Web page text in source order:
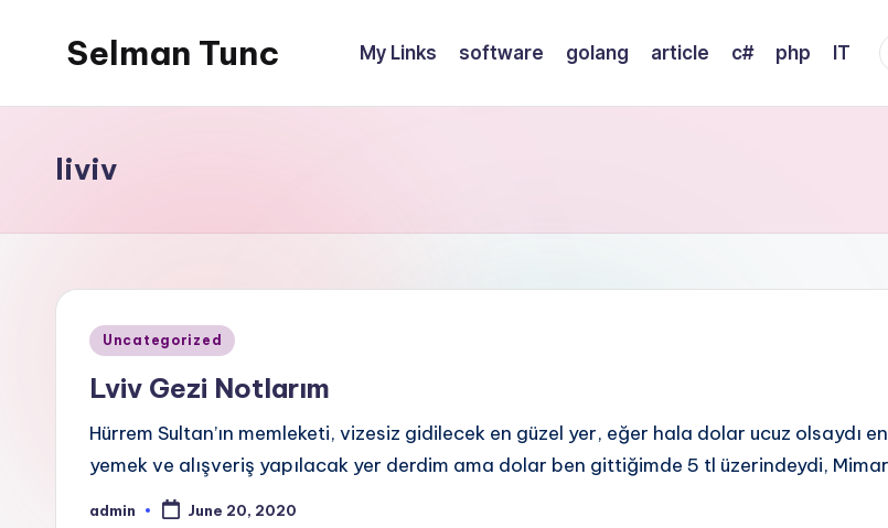
Selman Tunc My Links software golang article c# php IT
liviv
Posted
Uncategorized
Lviv Gezi Notlarım
Hürrem Sultan’ın memleketi, vizesiz gidilecek en güzel yer, eğer hala dolar ucuz olsaydı
yemek ve alışveriş yapılacak yer derdim ama dolar ben gittiğimde 5 tl üzerindeydi,
Posted
admin June 20, 2020